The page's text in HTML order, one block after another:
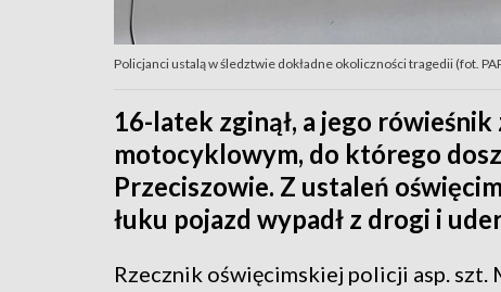
Policjanci ustalą w śledztwie dokładne okoliczności tragedii (fot.
16-latek zginął, a jego
motocyklowym, do którego
Przeciszowie. Z ustaleń
łuku pojazd wypadł z drogi i
Rzecznik oświęcimskiej policji asp. szt.